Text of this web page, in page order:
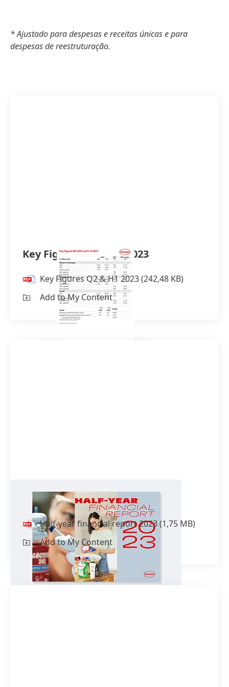
* Ajustado para despesas e receitas únicas e para
despesas de reestruturação.
Key Figures Q2 & H1 2023
Key Figures Q2 & H1 2023(242,48 KB)
Add to My Content
Half-year financial report 2023
Half-year financial report 2023(1,75 MB)
Add to My Content